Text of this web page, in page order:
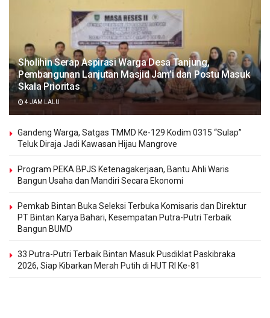
Sholihin Serap Aspirasi Warga Desa Tanjung,
Pembangunan Lanjutan Masjid Jam’i dan Postu Masuk
Skala Prioritas
4 JAM LALU
Gandeng Warga, Satgas TMMD Ke-129 Kodim 0315 “Sulap”
Teluk Diraja Jadi Kawasan Hijau Mangrove
Program PEKA BPJS Ketenagakerjaan, Bantu Ahli Waris
Bangun Usaha dan Mandiri Secara Ekonomi
Pemkab Bintan Buka Seleksi Terbuka Komisaris dan Direktur
PT Bintan Karya Bahari, Kesempatan Putra-Putri Terbaik
Bangun BUMD
33 Putra-Putri Terbaik Bintan Masuk Pusdiklat Paskibraka
2026, Siap Kibarkan Merah Putih di HUT RI Ke-81